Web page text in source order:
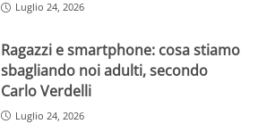
Luglio 24, 2026
Ragazzi e smartphone: cosa stiamo
sbagliando noi adulti, secondo
Carlo Verdelli
Luglio 24, 2026